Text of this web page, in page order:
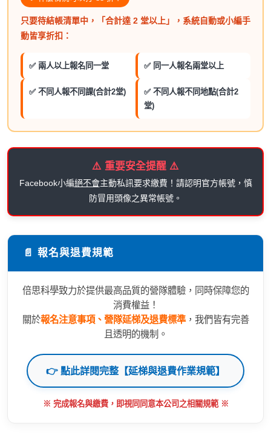
只要待結帳清單中，「合計達 2 堂以上」，系統自動或小編手
動皆享折扣：
✅ 兩人以上報名同一堂 ✅ 同一人報名兩堂以上
✅ 不同人報不同課(合計2堂)
✅ 不同人報不同地點(合計2
堂)
⚠️ 重要安全提醒 ⚠️
Facebook小編絕不會主動私訊要求繳費！請認明官方帳號，慎
防冒用頭像之異常帳號。
📄 報名與退費規範
倍思科學致力於提供最高品質的營隊體驗，同時保障您的
消費權益！
關於報名注意事項、營隊延梯及退費標準，我們皆有完善
且透明的機制。
👉 點此詳閱完整【延梯與退費作業規範】
※ 完成報名與繳費，即視同同意本公司之相關規範 ※